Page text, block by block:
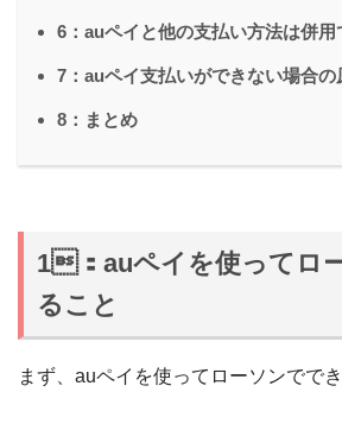
6：auペイと他の支払い方法は併用
7：auペイ支払いができない場合の
8：まとめ
1：auペイを使ってロ
ること
まず、auペイを使ってローソンでで